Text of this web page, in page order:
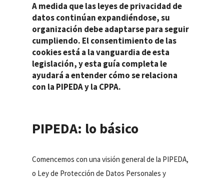
A medida que las leyes de privacidad de
datos continúan expandiéndose, su
organización debe adaptarse para seguir
cumpliendo. El consentimiento de las
cookies está a la vanguardia de esta
legislación, y esta guía completa le
ayudará a entender cómo se relaciona
con la PIPEDA y la CPPA.
PIPEDA: lo básico
Comencemos con una visión general de la PIPEDA,
o Ley de Protección de Datos Personales y